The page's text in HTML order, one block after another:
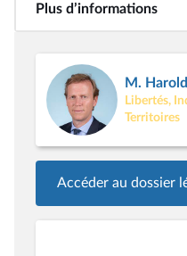
Plus d’informations
<b>Plus
M.
Libertés,
Territoires
Accéder au dossier